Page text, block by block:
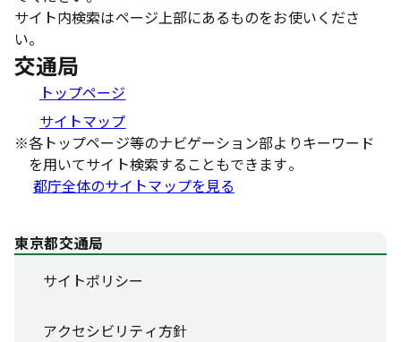
サイト内検索はページ上部にあるものをお使いくださ
い。
交通局
トップページ
サイトマップ
※各トップページ等のナビゲーション部よりキーワード
を用いてサイト検索することもできます。
都庁全体のサイトマップを見る
東京都交通局
サイトポリシー
アクセシビリティ方針